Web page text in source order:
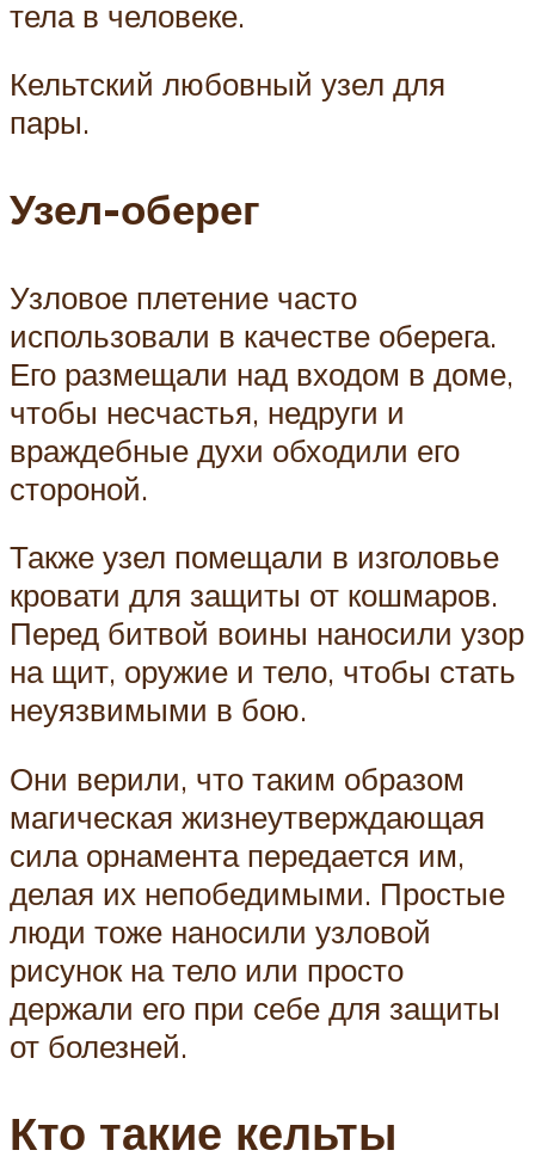
тела в человеке.
Кельтский любовный узел для
пары.
Узел-оберег
Узловое плетение часто
использовали в качестве оберега.
Его размещали над входом в доме,
чтобы несчастья, недруги и
враждебные духи обходили его
стороной.
Также узел помещали в изголовье
кровати для защиты от кошмаров.
Перед битвой воины наносили узор
на щит, оружие и тело, чтобы стать
неуязвимыми в бою.
Они верили, что таким образом
магическая жизнеутверждающая
сила орнамента передается им,
делая их непобедимыми. Простые
люди тоже наносили узловой
рисунок на тело или просто
держали его при себе для защиты
от болезней.
Кто такие кельты